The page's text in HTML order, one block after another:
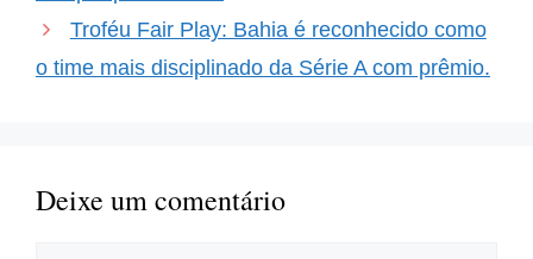
Troféu Fair Play: Bahia é reconhecido como
o time mais disciplinado da Série A com prêmio.
Deixe um comentário